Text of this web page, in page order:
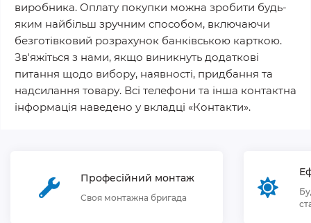
виробника. Оплату покупки можна зробити будь-
яким найбільш зручним способом, включаючи
безготівковий розрахунок банківською карткою.
Зв'яжіться з нами, якщо виникнуть додаткові
питання щодо вибору, наявності, придбання та
надсилання товару. Всі телефони та інша контактна
інформація наведено у вкладці «Контакти».
Професійний монтаж
Своя монтажна бригада